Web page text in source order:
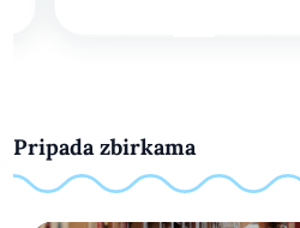
Pripada zbirkama